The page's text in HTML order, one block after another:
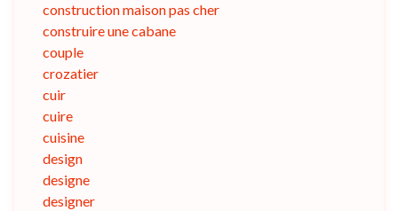
construction maison pas cher
construire une cabane
couple
crozatier
cuir
cuire
cuisine
design
designe
designer